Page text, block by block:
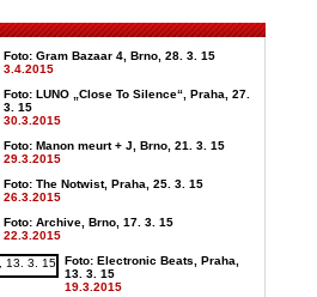
Foto: Gram Bazaar 4, Brno, 28. 3. 15
3.4.2015
Foto: LUNO „Close To Silence“, Praha, 27.
3. 15
30.3.2015
Foto: Manon meurt + J, Brno, 21. 3. 15
29.3.2015
Foto: The Notwist, Praha, 25. 3. 15
26.3.2015
Foto: Archive, Brno, 17. 3. 15
22.3.2015
Foto: Electronic Beats, Praha,
13. 3. 15
19.3.2015